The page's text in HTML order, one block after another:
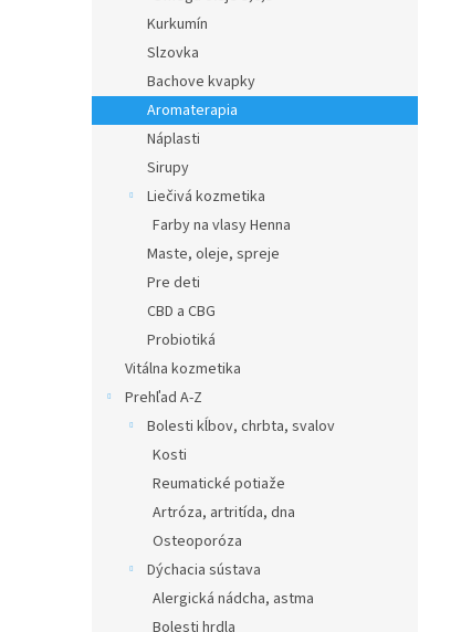
Kurkumín
Slzovka
Bachove kvapky
Aromaterapia
Náplasti
Sirupy
Liečivá kozmetika
Farby na vlasy Henna
Maste, oleje, spreje
Pre deti
CBD a CBG
Probiotiká
Vitálna kozmetika
Prehľad A-Z
Bolesti kĺbov, chrbta, svalov
Kosti
Reumatické potiaže
Artróza, artritída, dna
Osteoporóza
Dýchacia sústava
Alergická nádcha, astma
Bolesti hrdla